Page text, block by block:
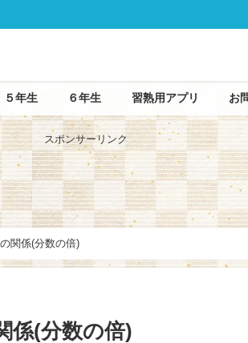
５年生 ６年生 習熟用アプリ お
スポンサーリンク
関係(分数の倍)
係(分数の倍)